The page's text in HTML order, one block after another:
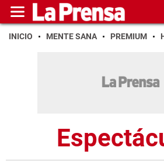
INICIO MENTE SANA PREMIUM